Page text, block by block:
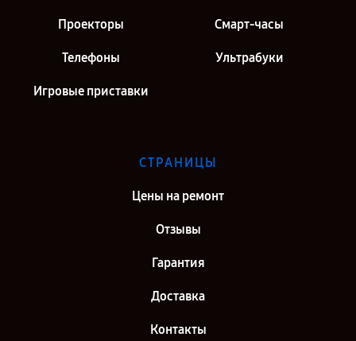
Проекторы Смарт-часы
Телефоны Ультрабуки
Игровые приставки
СТРАНИЦЫ
Цены на ремонт
Отзывы
Гарантия
Доставка
Контакты